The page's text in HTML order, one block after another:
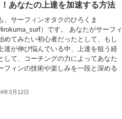
あなたの上達を加速する方法
、サーフィンオタクのひろくま
）です。 あなたがサーフィ
めてみたい初心者だったとして、もし
達が伸び悩んでいる中、上達を狙う経
して、コーチングの力によってあなた
フィンの技術や楽しみを一段と深める
年3月12日